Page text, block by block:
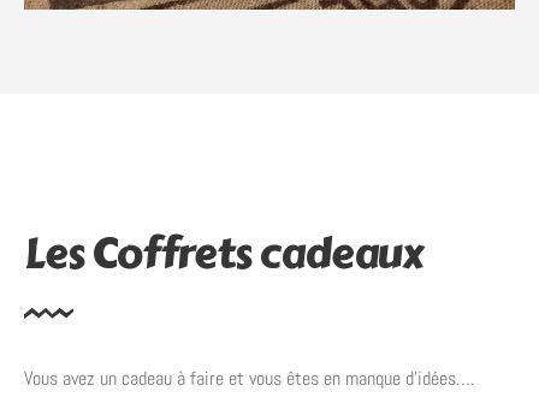
Les Coffrets cadeaux
Vous avez un cadeau à faire et vous êtes en manque d’idées….